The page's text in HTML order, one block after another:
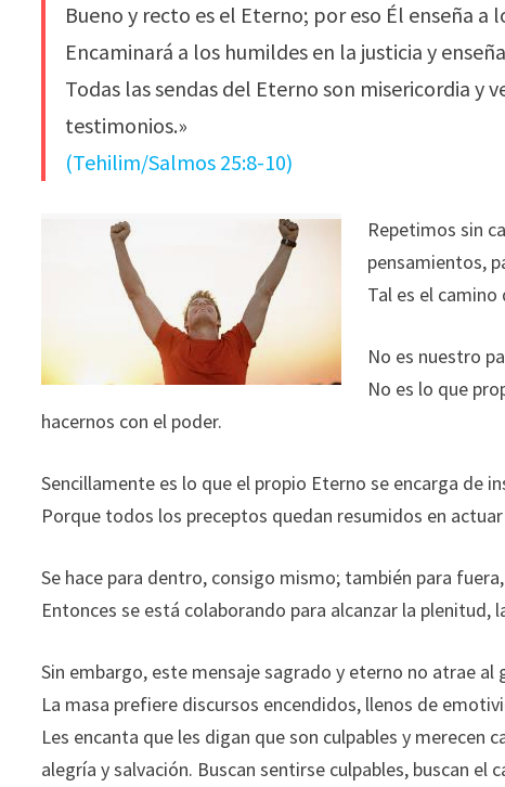
Bueno y recto es el Eterno; por eso Él enseña a
Encaminará a los humildes en la justicia y
Todas las sendas del Eterno son misericordia y
testimonios.»
(Tehilim/Salmos 25:8-10)
Repetimos sin
pensamientos,
Tal es el
No es nuestro
No es lo que
hacernos con el poder.
Sencillamente es lo que el propio Eterno se encarga de
Porque todos los preceptos quedan resumidos en
Se hace para dentro, consigo mismo; también para
Entonces se está colaborando para alcanzar la plenitud,
Sin embargo, este mensaje sagrado y eterno no atrae al
La masa prefiere discursos encendidos, llenos de
Les encanta que les digan que son culpables y
alegría y salvación. Buscan sentirse culpables, buscan